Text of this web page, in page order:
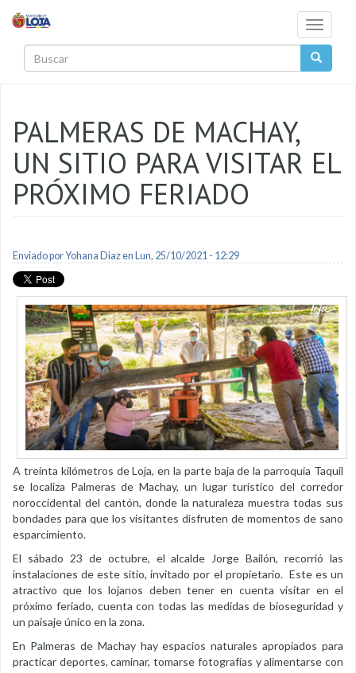
Toggle
PALMERAS DE MACHAY,
UN SITIO PARA VISITAR EL
PRÓXIMO FERIADO
Enviado porYohana Diazen Lun, 25/10/2021 - 12:29
A treinta kilómetros de Loja, en la parte baja de la parroquia Taquil
se localiza Palmeras de Machay, un lugar turístico del corredor
noroccidental del cantón, donde la naturaleza muestra todas sus
bondades para que los visitantes disfruten de momentos de sano
esparcimiento.
El sábado 23 de octubre, el alcalde Jorge Bailón, recorrió las
instalaciones de este sitio, invitado por el propietario. Este es un
atractivo que los lojanos deben tener en cuenta visitar en el
próximo feriado, cuenta con todas las medidas de bioseguridad y
un paisaje único en la zona.
En Palmeras de Machay hay espacios naturales apropiados para
practicar deportes, caminar, tomarse fotografías y alimentarse con